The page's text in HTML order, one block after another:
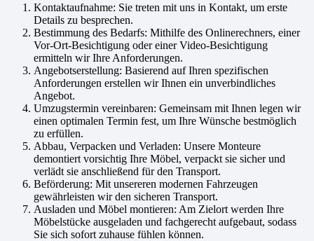
Kontaktaufnahme: Sie treten mit uns in Kontakt, um erste
Details zu besprechen.
Bestimmung des Bedarfs: Mithilfe des Onlinerechners, einer
Vor-Ort-Besichtigung oder einer Video-Besichtigung
ermitteln wir Ihre Anforderungen.
Angebotserstellung: Basierend auf Ihren spezifischen
Anforderungen erstellen wir Ihnen ein unverbindliches
Angebot.
Umzugstermin vereinbaren: Gemeinsam mit Ihnen legen wir
einen optimalen Termin fest, um Ihre Wünsche bestmöglich
zu erfüllen.
Abbau, Verpacken und Verladen: Unsere Monteure
demontiert vorsichtig Ihre Möbel, verpackt sie sicher und
verlädt sie anschließend für den Transport.
Beförderung: Mit unsereren modernen Fahrzeugen
gewährleisten wir den sicheren Transport.
Ausladen und Möbel montieren: Am Zielort werden Ihre
Möbelstücke ausgeladen und fachgerecht aufgebaut, sodass
Sie sich sofort zuhause fühlen können.